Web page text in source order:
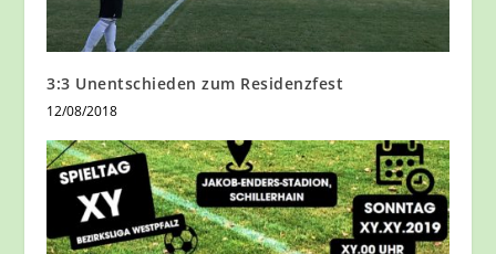
3:3 Unentschieden zum Residenzfest
12/08/2018